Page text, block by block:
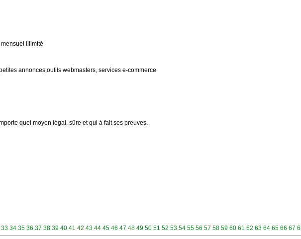
illimité
annonces,outils webmasters, services e-commerce
quel moyen légal, sûre et qui à fait ses preuves.
33 34 35 36 37 38 39 40 41 42 43 44 45 46 47 48 49 50 51 52 53 54 55 56 57 58 59 60 61 62 63 64 65 66 67